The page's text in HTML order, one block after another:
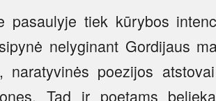
pasaulyje tiek kūrybos
nelyginant Gordijaus
naratyvinės poezijos
Tad ir poetams